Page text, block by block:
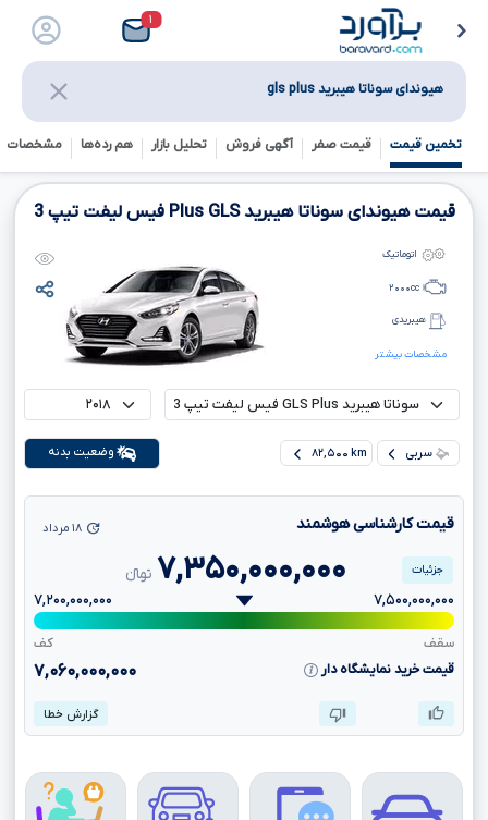
۱
هیوندای سوناتا هیبرید gls plus
تخمین قیمت قیمت صفر آگهی فروش تحلیل بازار هم رده‌ها‌ مشخصات
قیمت هیوندای سوناتا هیبریدGLS
Plus فیس لیفت تیپ 3
مشخصات بیشتر
اتوماتیک
۲۰۰۰cc
هیبریدی
سربی ۸۲,۵۰۰ km وضعیت بدنه
قیمت کارشناسی هوشمند
۷,۳۵۰,۰۰۰,۰۰۰ تومانءءء
۱۸ مرداد
جزئیات
۷,۵۰۰,۰۰۰,۰۰۰ ۷,۲۰۰,۰۰۰,۰۰۰
سقف
کف
قیمت خرید نمایشگاه دار
۷,۰۶۰,۰۰۰,۰۰۰
گزارش خطا